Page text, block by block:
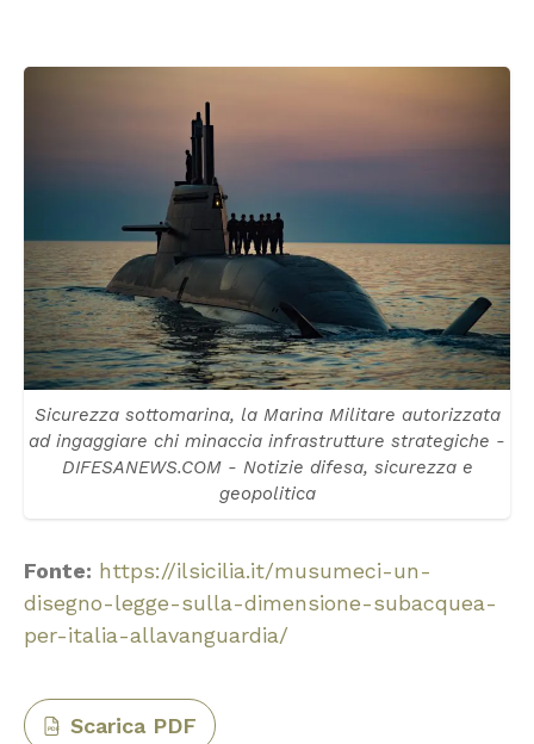
Sicurezza sottomarina, la Marina Militare autorizzata
ad ingaggiare chi minaccia infrastrutture strategiche -
DIFESANEWS.COM - Notizie difesa, sicurezza e
geopolitica
Fonte: https://ilsicilia.it/musumeci-un-
disegno-legge-sulla-dimensione-subacquea-
per-italia-allavanguardia/
PDF Scarica PDF